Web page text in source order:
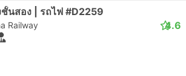
นสอง | รถไฟ #D2259
Railway 4.6